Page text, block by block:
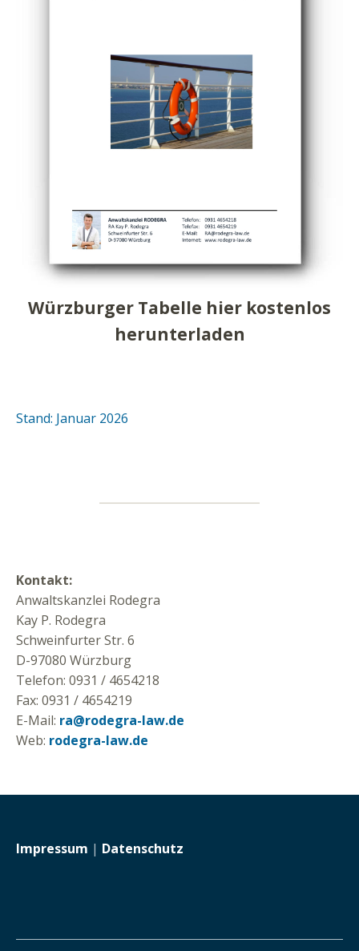
Würzburger Tabelle hier kostenlos
herunterladen
Stand: Januar 2026
Kontakt:
Anwaltskanzlei Rodegra
Kay P. Rodegra
Schweinfurter Str. 6
D-97080 Würzburg
Telefon: 0931 / 4654218
Fax: 0931 / 4654219
E-Mail: ra@rodegra-law.de
Web: rodegra-law.de
Impressum | Datenschutz